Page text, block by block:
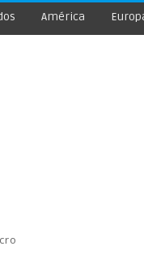
América